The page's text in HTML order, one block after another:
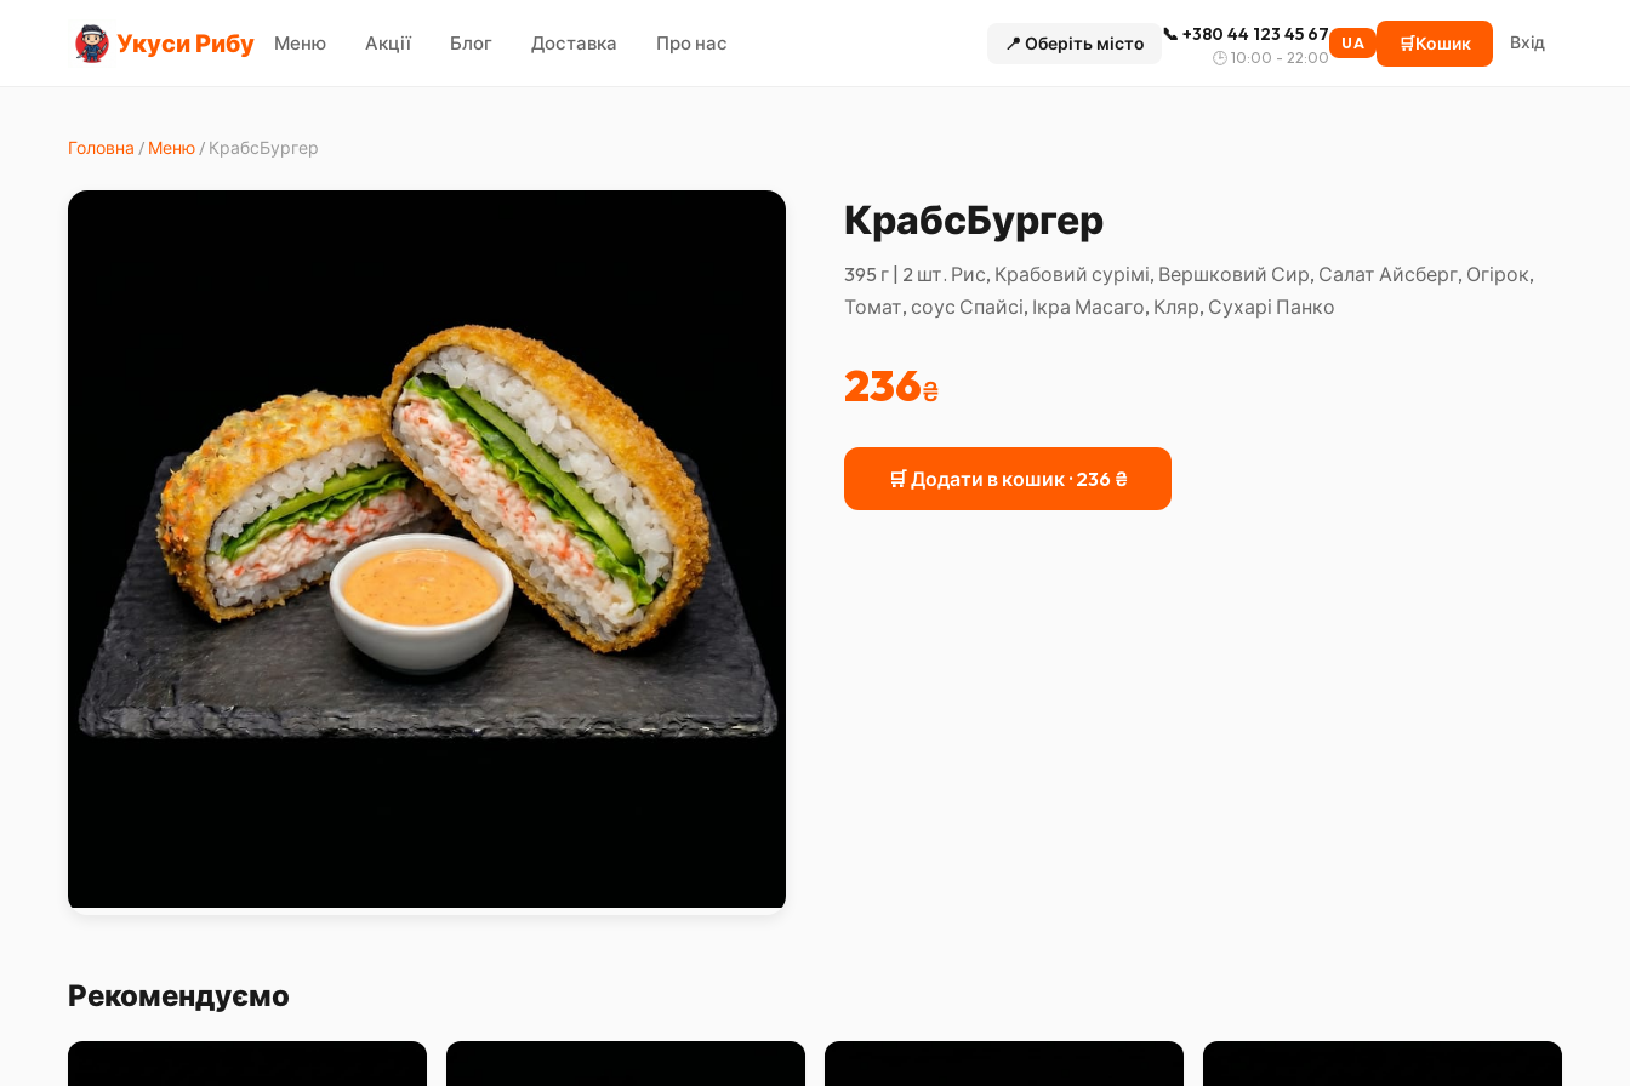
Укуси Рибу Меню Акції Блог Доставка Про нас 📍 Оберіть місто 📞 +380 44 123 45 67
🕒 10:00 - 22:00
UA 🛒Кошик Вхід
Головна / Меню/ КрабсБургер
КрабсБургер
395 г | 2 шт. Рис, Крабовий сурімі, Вершковий Сир, Салат Айсберг, Огірок,
Томат, соус Спайсі, Ікра Масаго, Кляр, Сухарі Панко
236₴
🛒 Додати в кошик ·236 ₴
Рекомендуємо